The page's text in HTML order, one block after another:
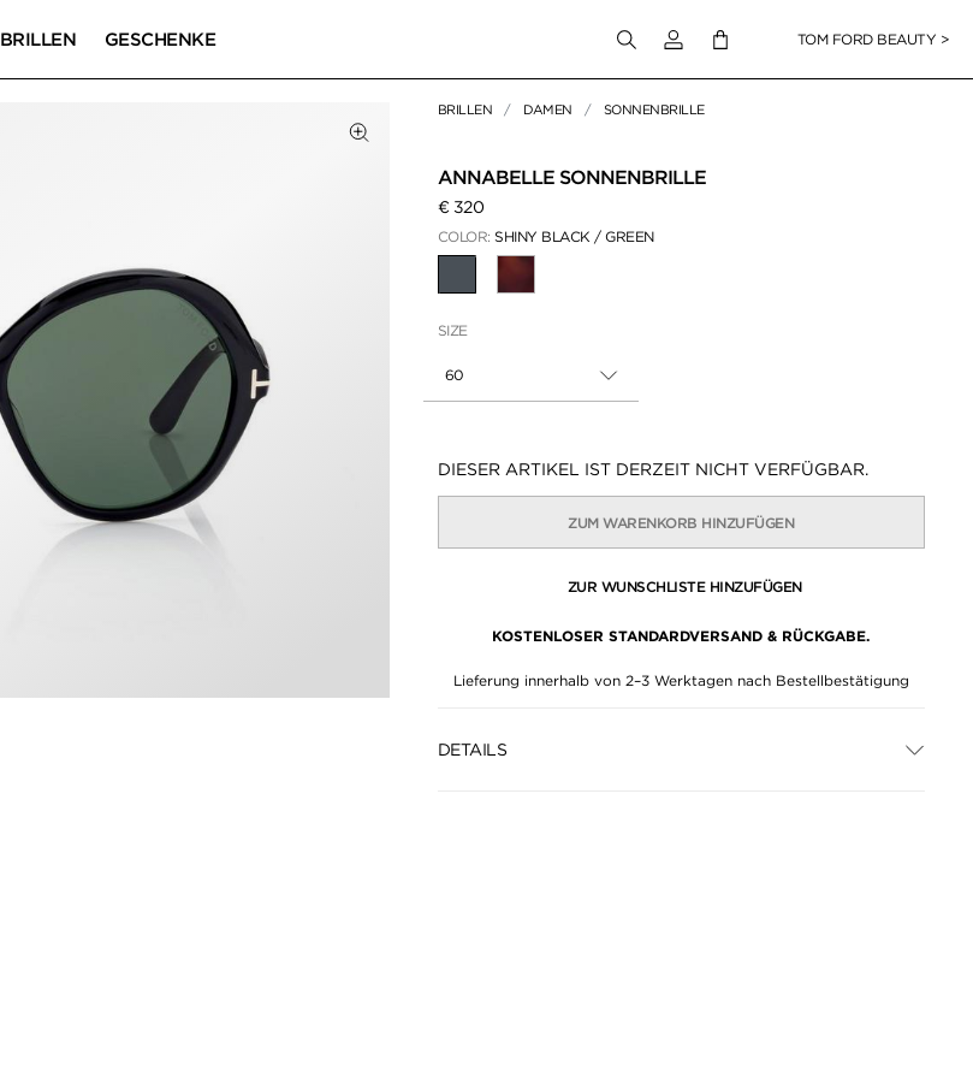
BRILLEN GESCHENKE Melden Sie sich bei Ihrem Konto an
TOM FORD BEAUTY >
BRILLEN DAMEN SONNENBRILLE
ANNABELLE SONNENBRILLE
€ 320
COLOR:SHINY BLACK / GREEN
AUSGEWÄHLT
SIZE
60
Verfügbarkeit:
DIESER ARTIKEL IST DERZEIT NICHT VERFÜGBAR.
ZUM WARENKORB HINZUFÜGEN
ZUR WUNSCHLISTE HINZUFÜGEN
KOSTENLOSER STANDARDVERSAND & RÜCKGABE.
Lieferung innerhalb von 2–3 Werktagen nach Bestellbestätigung
DETAILS